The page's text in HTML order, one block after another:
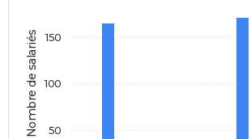
Nombre de salariés 50
100
150